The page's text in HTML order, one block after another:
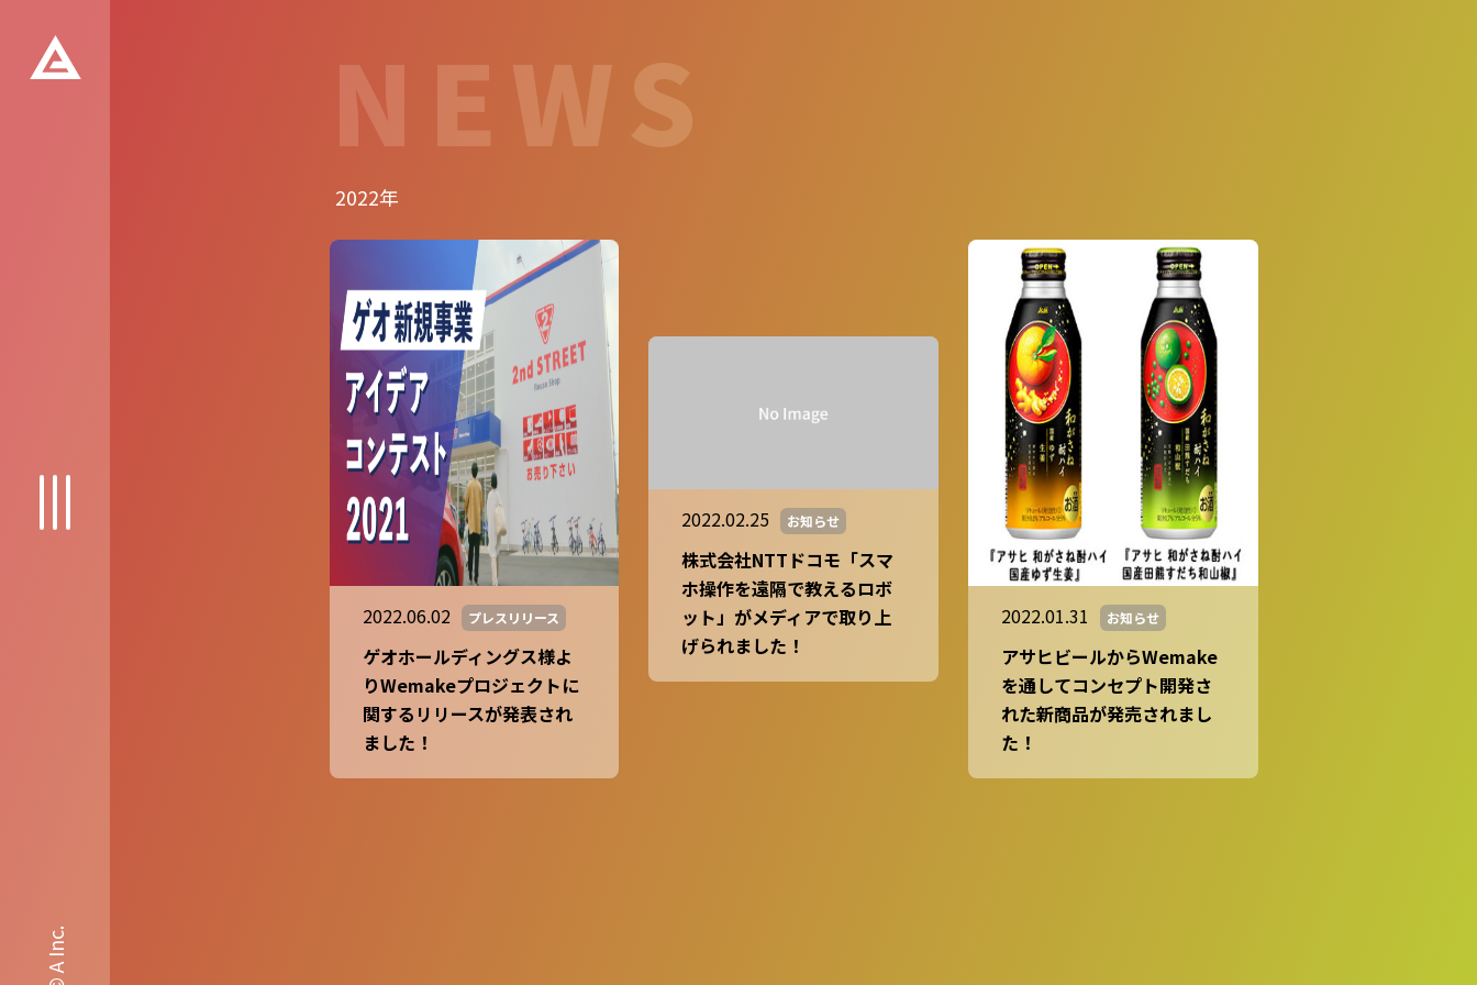
N EWS
2022年
2022.06.02 プレスリリース
ゲオホールディングス様よ
りWemakeプロジェクトに
関するリリースが発表され
ました！
2022.02.25 お知らせ
株式会社NTTドコモ「スマ
ホ操作を遠隔で教えるロボ
ット」がメディアで取り上
げられました！
2022.01.31 お知らせ
アサヒビールからWemake
を通してコンセプト開発さ
れた新商品が発売されまし
た！